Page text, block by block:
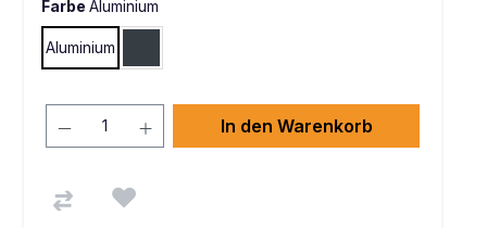
Farbe Aluminium
Aluminium
In den Warenkorb